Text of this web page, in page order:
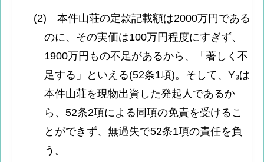
(2) 本件山荘の定款記載額は2000万円である
のに、その実価は100万円程度にすぎず、
1900万円もの不足があるから、「著しく不
足する」といえる(52条1項)。そして、Y₃は
本件山荘を現物出資した発起人であるか
ら、52条2項による同項の免責を受けるこ
とができず、無過失で52条1項の責任を負
う。